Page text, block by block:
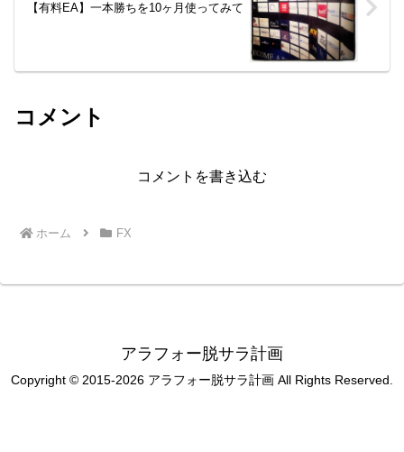
【有料EA】一本勝ちを10ヶ月使ってみて
コメント
コメントを書き込む
ホーム FX
アラフォー脱サラ計画
Copyright © 2015-2026 アラフォー脱サラ計画 All Rights Reserved.